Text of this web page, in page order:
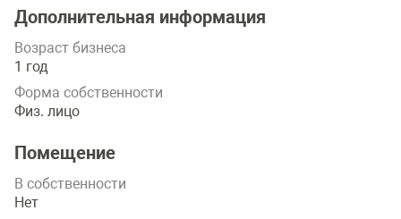
Дополнительная информация
Возраст бизнеса
1 год
Форма собственности
Физ. лицо
Помещение
В собственности
Нет